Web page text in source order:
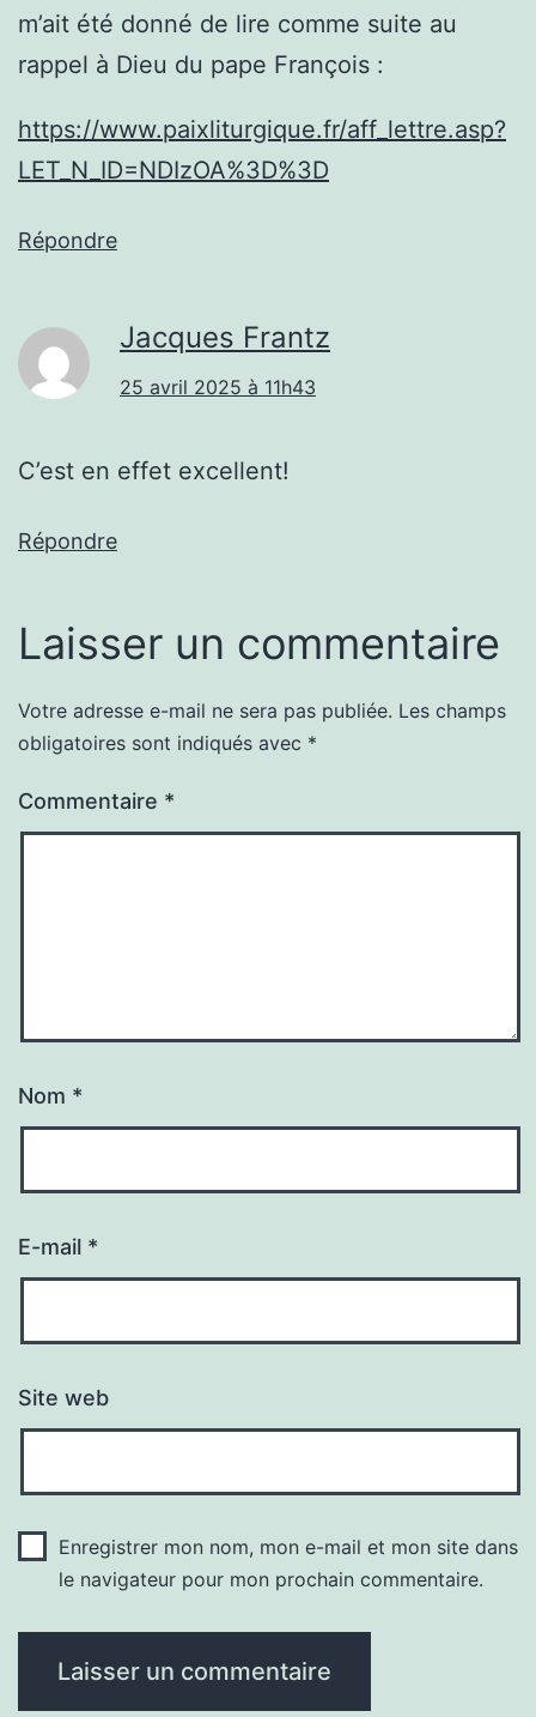
m’ait été donné de lire comme suite au
rappel à Dieu du pape François :
https://www.paixliturgique.fr/aff_lettre.asp?
LET_N_ID=NDIzOA%3D%3D
Répondre
Jacques Frantz
25 avril 2025 à 11h43
C’est en effet excellent!
Répondre
Laisser un commentaire
Votre adresse e-mail ne sera pas publiée. Les champs
obligatoires sont indiqués avec *
Commentaire *
Nom *
E-mail *
Site web
Enregistrer mon nom, mon e-mail et mon site dans
le navigateur pour mon prochain commentaire.